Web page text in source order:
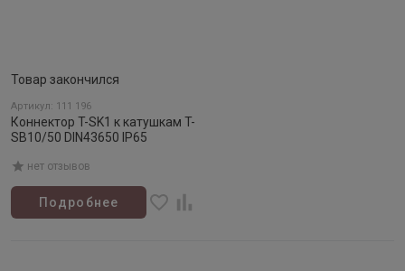
Товар закончился
Артикул: 111 196
Коннектор T-SK1 к катушкам T-
SB10/50 DIN43650 IP65
нет отзывов
Подробнее